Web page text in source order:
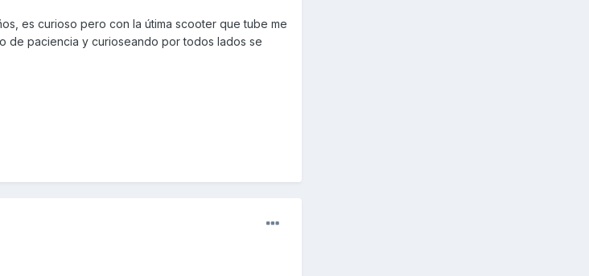
es curioso pero con la útima scooter que tube me
de paciencia y curioseando por todos lados se